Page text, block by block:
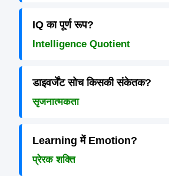
IQ का पूर्ण रूप?
Intelligence Quotient
डाइवर्जेंट सोच किसकी संकेतक?
सृजनात्मकता
Learning में Emotion?
प्रेरक शक्ति